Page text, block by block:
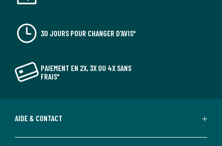
30 JOURS POUR CHANGER D'AVIS*
PAIEMENT EN 2X, 3X OU 4X SANS
FRAIS*
AIDE & CONTACT